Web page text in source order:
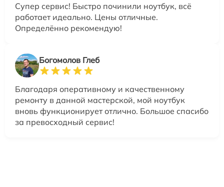
Супер сервис! Быстро починили ноутбук, всё
работает идеально. Цены отличные.
Определённо рекомендую!
Богомолов Глеб
Благодаря оперативному и качественному
ремонту в данной мастерской, мой ноутбук
вновь функционирует отлично. Большое спасибо
за превосходный сервис!